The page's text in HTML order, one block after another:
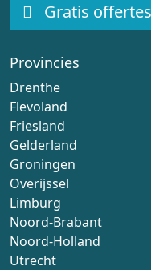
Gratis
Provincies
Drenthe
Flevoland
Friesland
Gelderland
Groningen
Overijssel
Limburg
Noord-Brabant
Noord-Holland
Utrecht